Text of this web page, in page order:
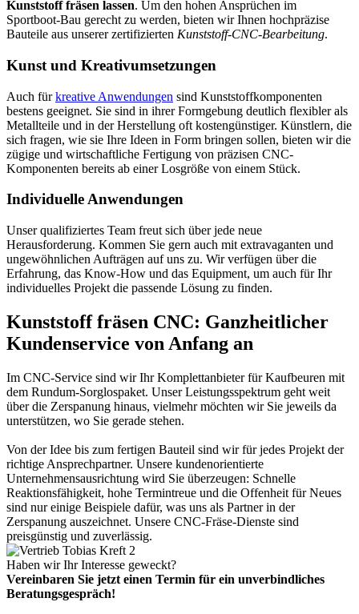
Kunststoff fräsen lassen. Um den hohen Ansprüchen im
Sportboot-Bau gerecht zu werden, bieten wir Ihnen hochpräzise
Bauteile aus unserer zertifizierten Kunststoff-CNC-Bearbeitung.
Kunst und Kreativumsetzungen
Auch fürkreative Anwendungen sind Kunststoffkomponenten
bestens geeignet. Sie sind in ihrer Formgebung deutlich flexibler als
Metallteile und in der Herstellung oft kostengünstiger. Künstlern, die
sich fragen, wie sie Ihre Ideen in Form bringen sollen, bieten wir die
zügige und wirtschaftliche Fertigung von präzisen CNC-
Komponenten bereits ab einer Losgröße von einem Stück.
Individuelle Anwendungen
Unser qualifiziertes Team freut sich über jede neue
Herausforderung. Kommen Sie gern auch mit extravaganten und
ungewöhnlichen Aufträgen auf uns zu. Wir verfügen über die
Erfahrung, das Know-How und das Equipment, um auch für Ihr
individuelles Projekt die passende Lösung zu finden.
Kunststoff fräsen CNC: Ganzheitlicher
Kundenservice von Anfang an
Im CNC-Service sind wir Ihr Komplettanbieter für Kaufbeuren mit
dem Rundum-Sorglospaket. Unser Leistungsspektrum geht weit
über die Zerspanung hinaus, vielmehr möchten wir Sie jeweils da
unterstützen, wo Sie gerade stehen.
Von der Idee bis zum fertigen Bauteil sind wir für jedes Projekt der
richtige Ansprechpartner. Unsere kundenorientierte
Unternehmensausrichtung wird Sie überzeugen: Schnelle
Reaktionsfähigkeit, hohe Termintreue und die Offenheit für Neues
sind nur einige Beispiele dafür, was uns als Partner in der
Zerspanung auszeichnet. Unsere CNC-Fräse-Dienste sind
preisgünstig und zuverlässig.
Haben wir Ihr Interesse geweckt?
Vereinbaren Sie jetzt einen Termin für ein unverbindliches
Beratungsgespräch!